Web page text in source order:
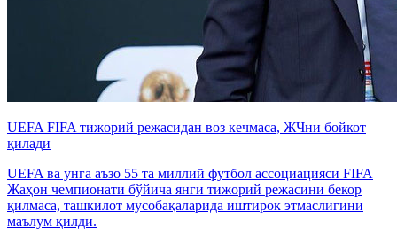
UEFA FIFA тижорий режасидан воз кечмаса, ЖЧни бойкот
қилади
UEFA ва унга аъзо 55 та миллий футбол ассоциацияси FIFA
Жаҳон чемпионати бўйича янги тижорий режасини бекор
қилмаса, ташкилот мусобақаларида иштирок этмаслигини
маълум қилди.